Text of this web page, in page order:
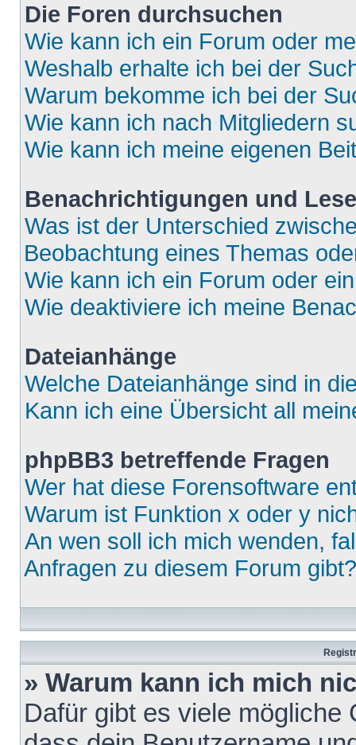
Die Foren durchsuchen
Wie kann ich ein Forum oder
Weshalb erhalte ich bei der
Warum bekomme ich bei der
Wie kann ich nach Mitgliedern
Wie kann ich meine eigenen
Benachrichtigungen und
Was ist der Unterschied
Beobachtung eines Themas
Wie kann ich ein Forum oder
Wie deaktiviere ich meine
Dateianhänge
Welche Dateianhänge sind in
Kann ich eine Übersicht all
phpBB3 betreffende Fragen
Wer hat diese Forensoftware
Warum ist Funktion x oder y
An wen soll ich mich wenden,
Anfragen zu diesem Forum gibt?
» Warum kann ich mich
Dafür gibt es viele